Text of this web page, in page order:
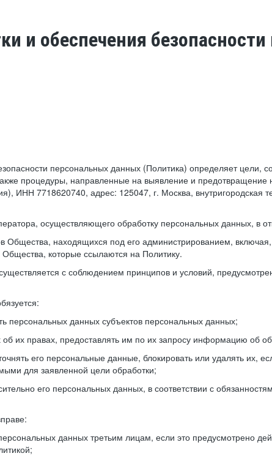
и обеспечения
персональных данных (Политика) определяет
процедуры, направленные на выявление и предотвращение
ИНН 7718620740, адрес: 125047, г. Москва, внутригородская
осуществляющего обработку персональных данных, в
Общества, находящихся под его администрированием, включая,
которые ссылаются на Политику.
с соблюдением принципов и условий,
персональных данных субъектов персональных данных;
их правах, предоставлять им по их запросу информацию об
его персональные данные, блокировать или удалять их,
для заявленной цели обработки;
его персональных данных, в соответствии с
данных третьим лицам, если это предусмотрено